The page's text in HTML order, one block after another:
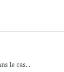
le cas...